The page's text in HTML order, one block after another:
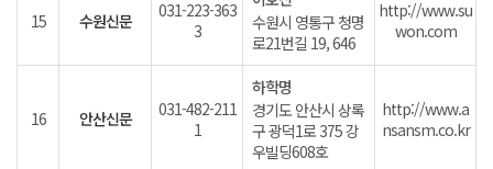
15 수원신문
031-223-363
3
수원시 영통구 청명
로21번길 19, 646
http://www.su
won.com
16 안산신문
031-482-211
1
하학명
경기도 안산시 상록
구 광덕1로 375 강
우빌딩608호
http://www.a
nsansm.co.kr